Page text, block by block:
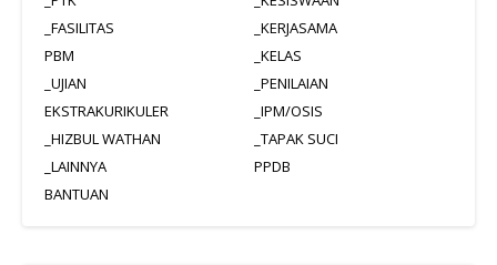
_FASILITAS
_KERJASAMA
PBM
_KELAS
_UJIAN
_PENILAIAN
EKSTRAKURIKULER
_IPM/OSIS
_HIZBUL WATHAN
_TAPAK SUCI
_LAINNYA
PPDB
BANTUAN